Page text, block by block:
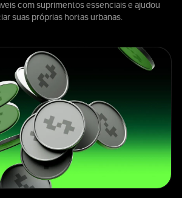
com suprimentos essenciais e ajudou
suas próprias hortas urbanas.